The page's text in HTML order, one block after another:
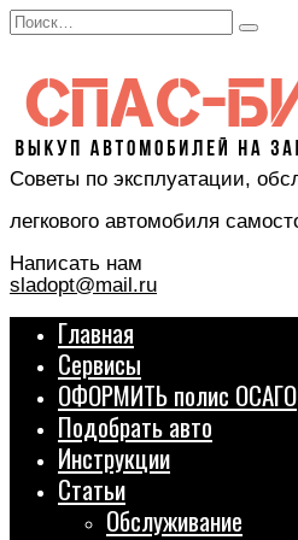
Перейти
к
Search
for:
Советы по эксплуатации,
легкового автомобиля
Написать нам
sladopt@mail.ru
Главная
Сервисы
ОФОРМИТЬ полис ОСАГО
Подобрать авто
Инструкции
Статьи
Обслуживание